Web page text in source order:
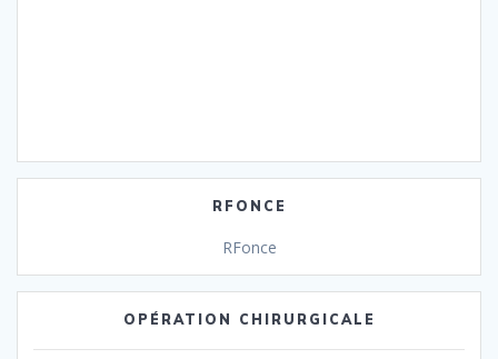
RFONCE
RFonce
OPÉRATION CHIRURGICALE